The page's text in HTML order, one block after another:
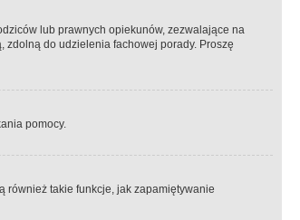
lub prawnych opiekunów, zezwalające na
zdolną do udzielenia fachowej porady. Proszę
pomocy.
również takie funkcje, jak zapamiętywanie